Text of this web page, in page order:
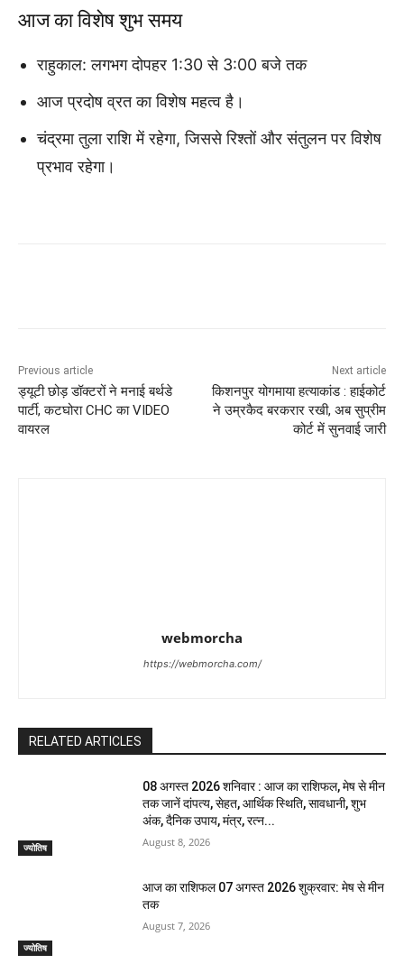
आज का विशेष शुभ समय
राहुकाल: लगभग दोपहर 1:30 से 3:00 बजे तक
आज प्रदोष व्रत का विशेष महत्व है।
चंद्रमा तुला राशि में रहेगा, जिससे रिश्तों और संतुलन पर विशेष
प्रभाव रहेगा।
Previous article
ड्यूटी छोड़ डॉक्टरों ने मनाई बर्थडे
पार्टी, कटघोरा CHC का VIDEO
वायरल
Next article
किशनपुर योगमाया हत्याकांड : हाईकोर्ट
ने उम्रकैद बरकरार रखी, अब सुप्रीम
कोर्ट में सुनवाई जारी
webmorcha
https://webmorcha.com/
RELATED ARTICLES
ज्योतिष
08 अगस्त 2026 शनिवार : आज का राशिफल, मेष से मीन
तक जानें दांपत्य, सेहत, आर्थिक स्थिति, सावधानी, शुभ
अंक, दैनिक उपाय, मंत्र, रत्न...
August 8, 2026
ज्योतिष
आज का राशिफल 07 अगस्त 2026 शुक्रवार: मेष से मीन
तक
August 7, 2026